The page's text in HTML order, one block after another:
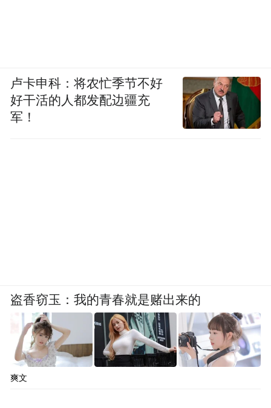
卢卡申科：将农忙季节不好
好干活的人都发配边疆充
军！
盗香窃玉：我的青春就是赌出来的
爽文